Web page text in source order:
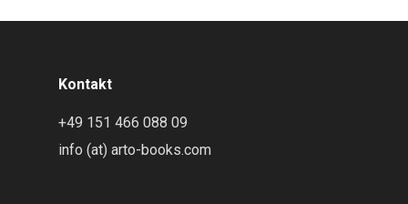
Kontakt
+49 151 466 088 09
info (at) arto-books.com